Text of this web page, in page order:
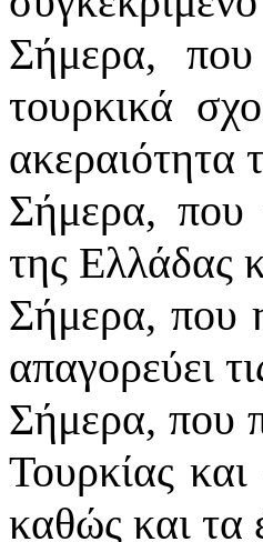
Σήμερα,
τουρκικά
ακεραιότητα
Σήμερα, που
της Ελλάδας
Σήμερα, που
απαγορεύει
Σήμερα, που
Τουρκίας
καθώς και τα